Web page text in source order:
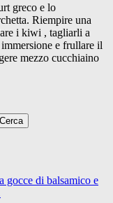
greco e lo
Riempire una
i kiwi , tagliarli a
e frullare il
mezzo cucchiaino
gocce di balsamico e